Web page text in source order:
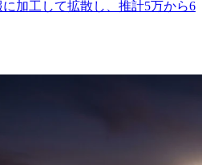
加工して拡散し、推計5万から6